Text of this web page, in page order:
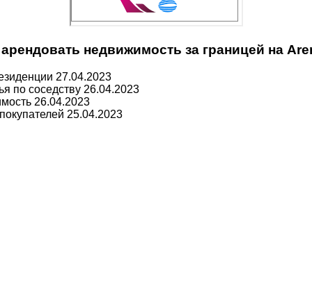
недвижимость за границей на
27.04.2023
по соседству 26.04.2023
26.04.2023
25.04.2023